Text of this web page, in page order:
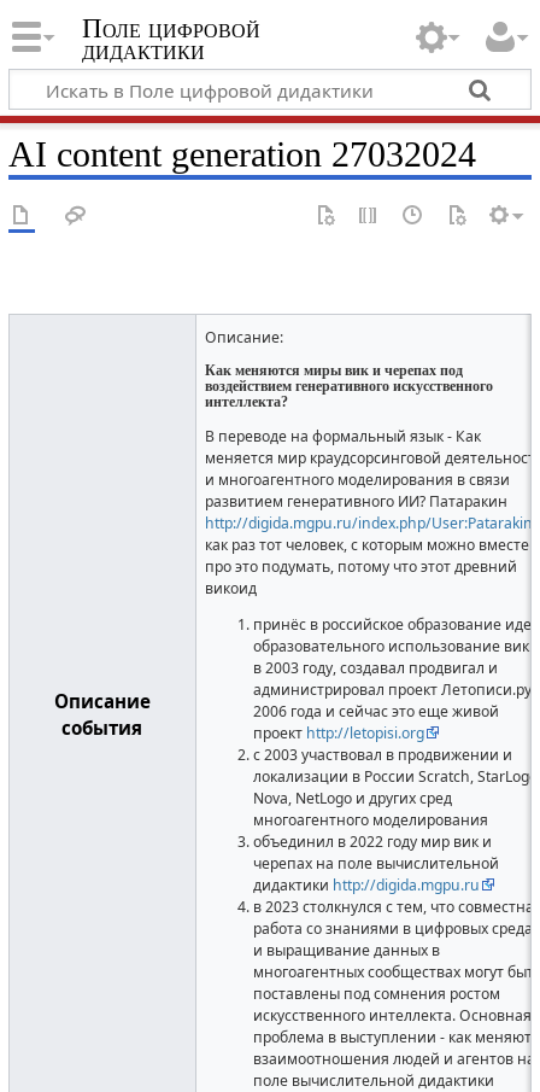
Поле цифровой
дидактики
AI content generation 27032024
Описание
события
Описание:
Как меняются миры вик и черепах под
воздействием генеративного искусственного
интеллекта?
В переводе на формальный язык - Как
меняется мир краудсорсинговой
и многоагентного моделирования в связи
развитием генеративного ИИ? Патаракин
http://digida.mgpu.ru/index.php/User:Patarakin
как раз тот человек, с которым можно вместе
про это подумать, потому что этот древний
викоид
принёс в российское образование
образовательного использование вики
в 2003 году, создавал продвигал и
администрировал проект Летописи.ру
2006 года и сейчас это еще живой
проект http://letopisi.org
c 2003 участвовал в продвижении и
локализации в России Scratch, StarLogo
Nova, NetLogo и других сред
многоагентного моделирования
объединил в 2022 году мир вик и
черепах на поле вычислительной
дидактики http://digida.mgpu.ru
в 2023 столкнулся с тем, что
работа со знаниями в цифровых средах
и выращивание данных в
многоагентных сообществах могут
поставлены под сомнения ростом
искусственного интеллекта. Основная
проблема в выступлении - как
взаимоотношения людей и агентов на
поле вычислительной дидактики